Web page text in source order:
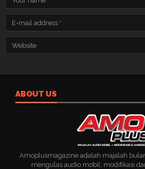
ABOUT US
Amoplusmagazine adalah majalah
mengulas audio mobil, modifikasi